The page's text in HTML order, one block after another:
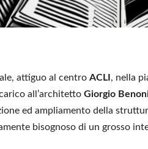
attiguo al centro ACLI , nella
all’architetto Giorgio
ed ampliamento della
bisognoso di un grosso